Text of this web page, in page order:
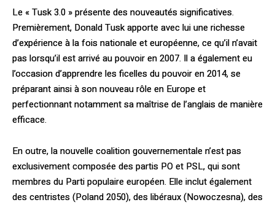
Le « Tusk 3.0 » présente des nouveautés significatives.
Premièrement, Donald Tusk apporte avec lui une richesse
d’expérience à la fois nationale et européenne, ce qu’il n’avait
pas lorsqu’il est arrivé au pouvoir en 2007. Il a également eu
l’occasion d’apprendre les ficelles du pouvoir en 2014, se
préparant ainsi à son nouveau rôle en Europe et
perfectionnant notamment sa maîtrise de l’anglais de manière
efficace.
En outre, la nouvelle coalition gouvernementale n’est pas
exclusivement composée des partis PO et PSL, qui sont
membres du Parti populaire européen. Elle inclut également
des centristes (Poland 2050), des libéraux (Nowoczesna), des